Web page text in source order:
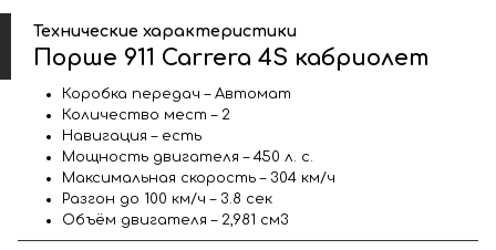
Технические характеристики
Порше 911 Carrera 4S кабриолет
Коробка передач – Автомат
Количество мест – 2
Навигация – есть
Мощность двигателя – 450 л. с.
Максимальная скорость – 304 км/ч
Разгон до 100 км/ч – 3.8 сек
Объём двигателя – 2,981 см3